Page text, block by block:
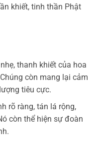
khiết, tinh thần Phật
thanh khiết của hoa
còn mang lại cảm
tiêu cực.
rõ ràng, tán lá rộng,
còn thể hiện sự đoàn